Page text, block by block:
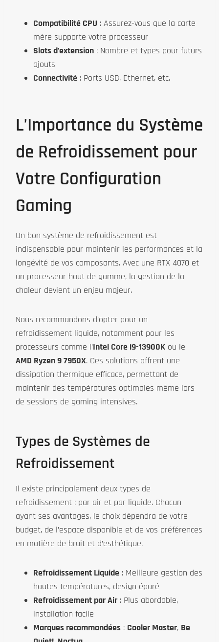
Compatibilité CPU : Assurez-vous que la carte
mère supporte votre processeur
Slots d’extension : Nombre et types pour futurs
ajouts
Connectivité : Ports USB, Ethernet, etc.
L’Importance du Système
de Refroidissement pour
Votre Configuration
Gaming
Un bon système de refroidissement est
indispensable pour maintenir les performances et la
longévité de vos composants. Avec une RTX 4070 et
un processeur haut de gamme, la gestion de la
chaleur devient un enjeu majeur.
Nous recommandons d’opter pour un
refroidissement liquide, notamment pour les
processeurs comme l’Intel Core i9-13900K ou le
AMD Ryzen 9 7950X. Ces solutions offrent une
dissipation thermique efficace, permettant de
maintenir des températures optimales même lors
de sessions de gaming intensives.
Types de Systèmes de
Refroidissement
Il existe principalement deux types de
refroidissement : par air et par liquide. Chacun
ayant ses avantages, le choix dépendra de votre
budget, de l’espace disponible et de vos préférences
en matière de bruit et d’esthétique.
Refroidissement Liquide : Meilleure gestion des
hautes températures, design épuré
Refroidissement par Air : Plus abordable,
installation facile
Marques recommandées : Cooler Master, Be